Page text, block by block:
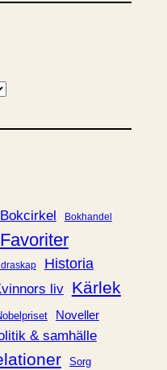
Bokcirkel Bokhandel
Favoriter
Historia
liv Kärlek
Noveller
& samhälle
Sorg